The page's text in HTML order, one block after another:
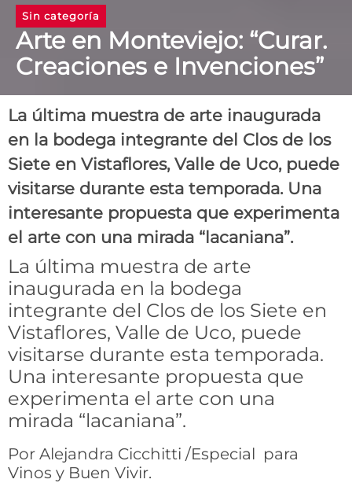
Sin categoría
Arte en Monteviejo: “Curar.
Creaciones e Invenciones”
La última muestra de arte inaugurada
en la bodega integrante del Clos de los
Siete en Vistaflores, Valle de Uco, puede
visitarse durante esta temporada. Una
interesante propuesta que experimenta
el arte con una mirada “lacaniana”.
La última muestra de arte
inaugurada en la bodega
integrante del Clos de los Siete en
Vistaflores, Valle de Uco, puede
visitarse durante esta temporada.
Una interesante propuesta que
experimenta el arte con una
mirada “lacaniana”.
Por Alejandra Cicchitti /Especial para
Vinos y Buen Vivir.